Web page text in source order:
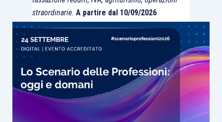
straordinarie. A partire dal 10/09/2026